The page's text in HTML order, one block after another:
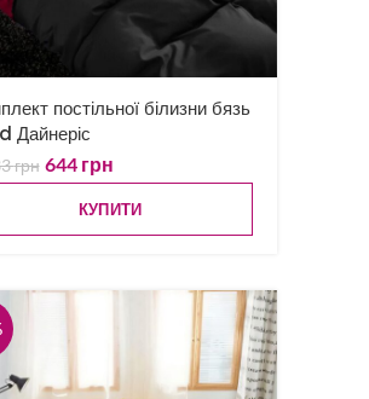
постільної білизни бязь
Дайнеріс
грн 644 грн
КУПИТИ